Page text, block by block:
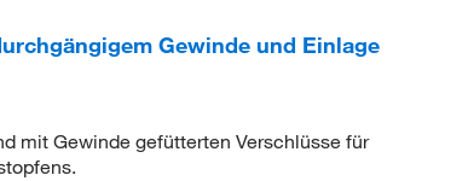
Gewinde und Einlage
mit Gewinde gefütterten Verschlüsse für